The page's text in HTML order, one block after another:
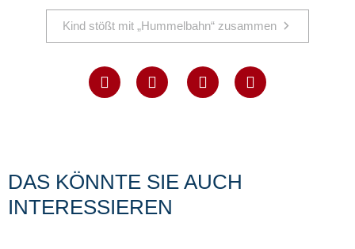
Kind stößt mit „Hummelbahn“ zusammen
DAS KÖNNTE SIE AUCH
INTERESSIEREN